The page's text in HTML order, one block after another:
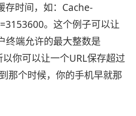
存时间，如：Cache-
。这个例子可以让
终端允许的最大整数是
你可以让一个URL保存超过
那个时候，你的手机早就那